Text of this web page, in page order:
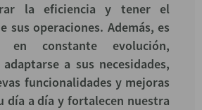
la eficiencia y tener el
operaciones. Además, es
en constante evolución,
a sus necesidades,
funcionalidades y mejoras
día a día y fortalecen nuestra